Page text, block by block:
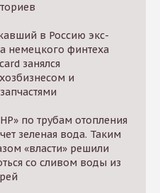
в Россию экс-
немецкого финтеха
занялся
и
по трубам отопления
зеленая вода. Таким
«власти» решили
со сливом воды из